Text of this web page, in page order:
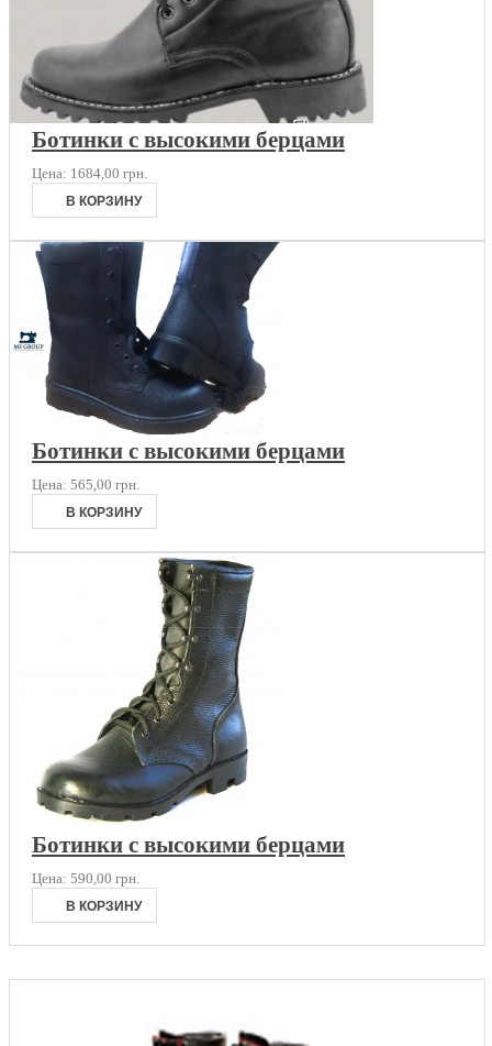
Ботинки с высокими берцами
Цена: 1684,00 грн.
Ботинки с высокими берцами
Цена: 565,00 грн.
Ботинки с высокими берцами
Цена: 590,00 грн.